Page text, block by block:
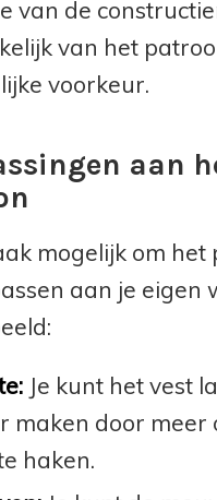
van de
van het
voorkeur.
aan
mogelijk om het
aan je eigen
Je kunt het vest
maken door meer
haken.